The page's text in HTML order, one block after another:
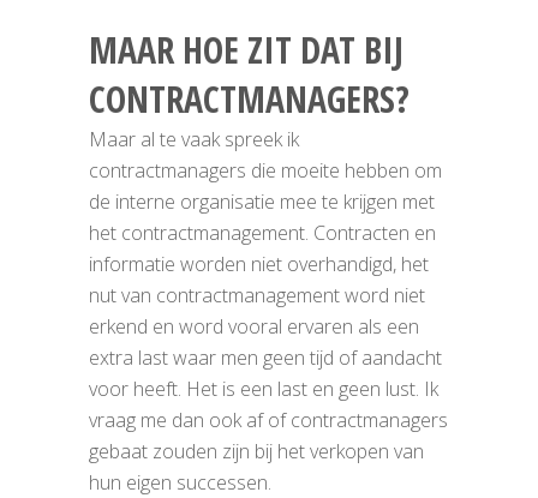
MAAR HOE ZIT DAT BIJ
CONTRACTMANAGERS?
Maar al te vaak spreek ik
contractmanagers die moeite hebben om
de interne organisatie mee te krijgen met
het contractmanagement. Contracten en
informatie worden niet overhandigd, het
nut van contractmanagement word niet
erkend en word vooral ervaren als een
extra last waar men geen tijd of aandacht
voor heeft. Het is een last en geen lust. Ik
vraag me dan ook af of contractmanagers
gebaat zouden zijn bij het verkopen van
hun eigen successen.